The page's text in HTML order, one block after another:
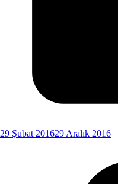
29 Şubat 201629 Aralık 2016